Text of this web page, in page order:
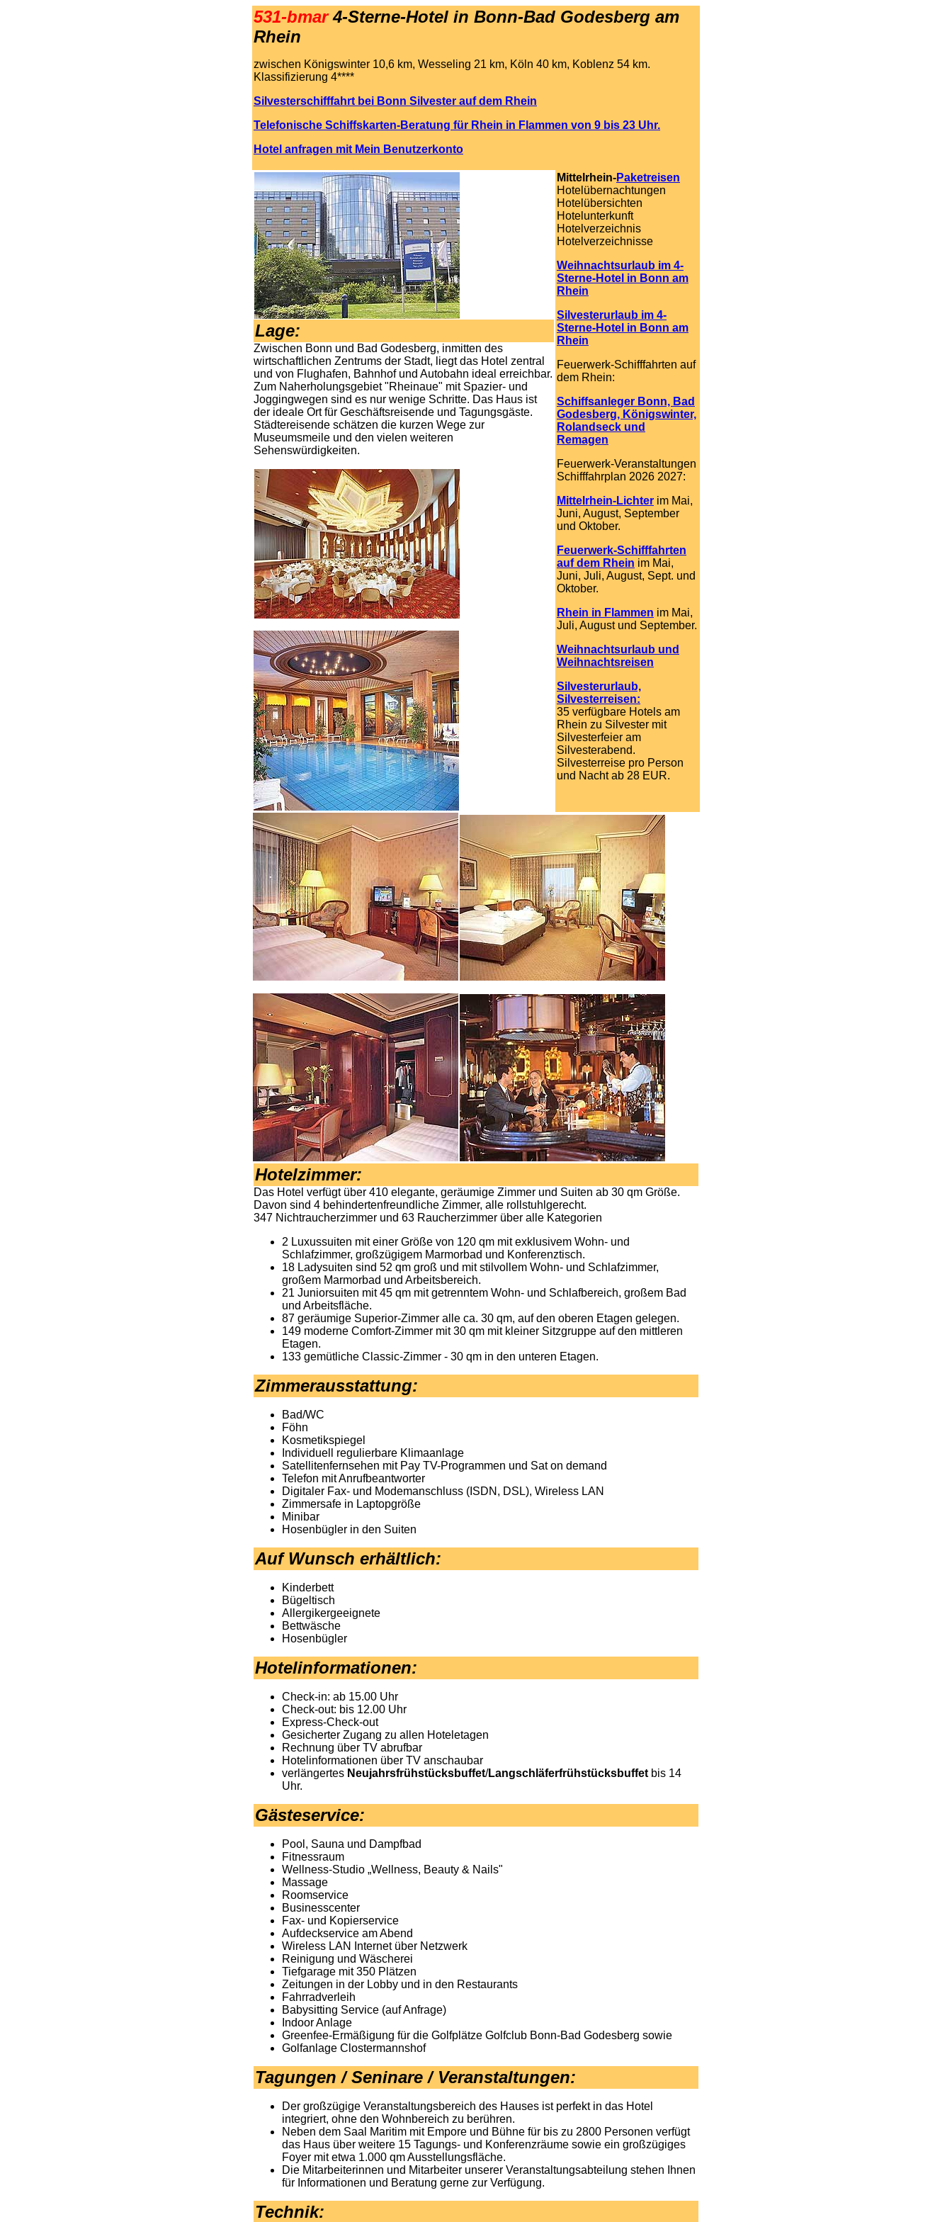
531-bmar4-Sterne-Hotel in Bonn-Bad Godesberg am
Rhein
zwischen Königswinter 10,6 km, Wesseling 21 km, Köln 40 km, Koblenz 54 km.
Klassifizierung 4****
Silvesterschifffahrt bei Bonn Silvester auf dem Rhein
Telefonische Schiffskarten-Beratung für Rhein in Flammen von 9 bis 23 Uhr.
Hotel anfragen mit Mein Benutzerkonto
Lage:
Zwischen Bonn und Bad Godesberg, inmitten des
wirtschaftlichen Zentrums der Stadt, liegt das Hotel zentral
und von Flughafen, Bahnhof und Autobahn ideal erreichbar.
Zum Naherholungsgebiet "Rheinaue" mit Spazier- und
Joggingwegen sind es nur wenige Schritte. Das Haus ist
der ideale Ort für Geschäftsreisende und Tagungsgäste.
Städtereisende schätzen die kurzen Wege zur
Museumsmeile und den vielen weiteren
Sehenswürdigkeiten.
Mittelrhein-Paketreisen
Hotelübernachtungen
Hotelübersichten
Hotelunterkunft
Hotelverzeichnis
Hotelverzeichnisse
Weihnachtsurlaub im 4-
Sterne-Hotel in Bonn am
Rhein
Silvesterurlaub im 4-
Sterne-Hotel in Bonn am
Rhein
Feuerwerk-Schifffahrten auf
dem Rhein:
Schiffsanleger Bonn, Bad
Godesberg, Königswinter,
Rolandseck und
Remagen
Feuerwerk-Veranstaltungen
Schifffahrplan 2026 2027:
Mittelrhein-Lichter im Mai,
Juni, August, September
und Oktober.
Feuerwerk-Schifffahrten
auf dem Rhein im Mai,
Juni, Juli, August, Sept. und
Oktober.
Rhein in Flammen im Mai,
Juli, August und September.
Weihnachtsurlaub und
Weihnachtsreisen
Silvesterurlaub,
Silvesterreisen:
35 verfügbare Hotels am
Rhein zu Silvester mit
Silvesterfeier am
Silvesterabend.
Silvesterreise pro Person
und Nacht ab 28 EUR.
Hotelzimmer:
Das Hotel verfügt über 410 elegante, geräumige Zimmer und Suiten ab 30 qm Größe.
Davon sind 4 behindertenfreundliche Zimmer, alle rollstuhlgerecht.
347 Nichtraucherzimmer und 63 Raucherzimmer über alle Kategorien
2 Luxussuiten mit einer Größe von 120 qm mit exklusivem Wohn- und
Schlafzimmer, großzügigem Marmorbad und Konferenztisch.
18 Ladysuiten sind 52 qm groß und mit stilvollem Wohn- und Schlafzimmer,
großem Marmorbad und Arbeitsbereich.
21 Juniorsuiten mit 45 qm mit getrenntem Wohn- und Schlafbereich, großem Bad
und Arbeitsfläche.
87 geräumige Superior-Zimmer alle ca. 30 qm, auf den oberen Etagen gelegen.
149 moderne Comfort-Zimmer mit 30 qm mit kleiner Sitzgruppe auf den mittleren
Etagen.
133 gemütliche Classic-Zimmer - 30 qm in den unteren Etagen.
Zimmerausstattung:
Bad/WC
Föhn
Kosmetikspiegel
Individuell regulierbare Klimaanlage
Satellitenfernsehen mit Pay TV-Programmen und Sat on demand
Telefon mit Anrufbeantworter
Digitaler Fax- und Modemanschluss (ISDN, DSL), Wireless LAN
Zimmersafe in Laptopgröße
Minibar
Hosenbügler in den Suiten
Auf Wunsch erhältlich:
Kinderbett
Bügeltisch
Allergikergeeignete
Bettwäsche
Hosenbügler
Hotelinformationen:
Check-in: ab 15.00 Uhr
Check-out: bis 12.00 Uhr
Express-Check-out
Gesicherter Zugang zu allen Hoteletagen
Rechnung über TV abrufbar
Hotelinformationen über TV anschaubar
verlängertes Neujahrsfrühstücksbuffet/Langschläferfrühstücksbuffet bis 14
Uhr.
Gästeservice:
Pool, Sauna und Dampfbad
Fitnessraum
Wellness-Studio „Wellness, Beauty & Nails"
Massage
Roomservice
Businesscenter
Fax- und Kopierservice
Aufdeckservice am Abend
Wireless LAN Internet über Netzwerk
Reinigung und Wäscherei
Tiefgarage mit 350 Plätzen
Zeitungen in der Lobby und in den Restaurants
Fahrradverleih
Babysitting Service (auf Anfrage)
Indoor Anlage
Greenfee-Ermäßigung für die Golfplätze Golfclub Bonn-Bad Godesberg sowie
Golfanlage Clostermannshof
Tagungen / Seninare / Veranstaltungen:
Der großzügige Veranstaltungsbereich des Hauses ist perfekt in das Hotel
integriert, ohne den Wohnbereich zu berühren.
Neben dem Saal Maritim mit Empore und Bühne für bis zu 2800 Personen verfügt
das Haus über weitere 15 Tagungs- und Konferenzräume sowie ein großzügiges
Foyer mit etwa 1.000 qm Ausstellungsfläche.
Die Mitarbeiterinnen und Mitarbeiter unserer Veranstaltungsabteilung stehen Ihnen
für Informationen und Beratung gerne zur Verfügung.
Technik: